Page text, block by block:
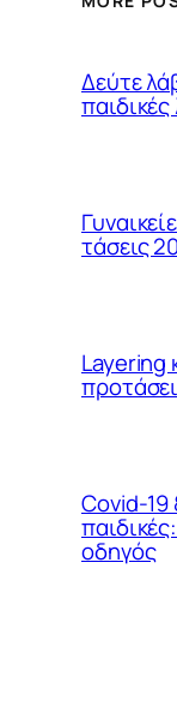
Δεύτε
τάσεις
Layering
Covid-19
οδηγός